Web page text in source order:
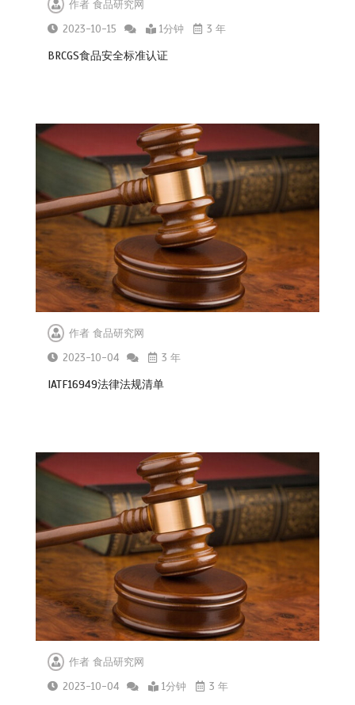
作者食品研究网
2023-10-15
1分钟 3 年
BRCGS食品安全标准认证
作者食品研究网
2023-10-04
3 年
IATF16949法律法规清单
作者食品研究网
2023-10-04
1分钟 3 年